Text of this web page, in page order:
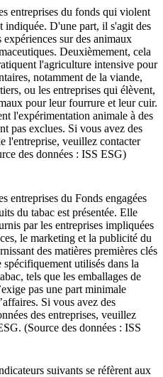
entreprises du fonds qui violent
indiquée. D'une part, il s'agit des
sur des animaux
Deuxièmement, cela
l'agriculture intensive pour
notamment de la viande,
ou les entreprises qui élèvent,
pour leur fourrure et leur cuir.
l'expérimentation animale à des
pas exclues. Si vous avez des
l'entreprise, veuillez contacter
des données : ISS ESG)
entreprises du Fonds engagées
du tabac est présentée. Elle
par les entreprises impliquées
le marketing et la publicité du
des matières premières clés
spécifiquement utilisés dans la
tels que les emballages de
pas une part minimale
Si vous avez des
des entreprises, veuillez
(Source des données : ISS
suivants se réfèrent aux